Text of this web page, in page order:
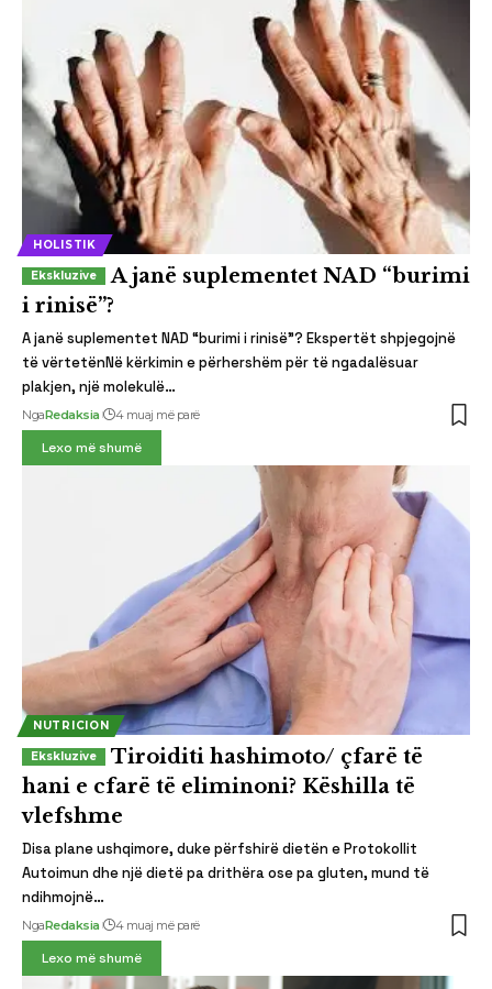
HOLISTIK
A janë suplementet NAD “burimi
i rinisë”?
A janë suplementet NAD “burimi i rinisë”? Ekspertët shpjegojnë
të vërtetënNë kërkimin e përhershëm për të ngadalësuar
plakjen, një molekulë…
NgaRedaksia 4 muaj më parë
Lexo më shumë
NUTRICION
Tiroiditi hashimoto/ çfarë të
hani e cfarë të eliminoni? Këshilla të
vlefshme
Disa plane ushqimore, duke përfshirë dietën e Protokollit
Autoimun dhe një dietë pa drithëra ose pa gluten, mund të
ndihmojnë…
NgaRedaksia 4 muaj më parë
Lexo më shumë